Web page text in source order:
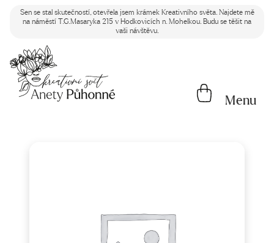
Sen se stal skutečností, otevřela jsem krámek Kreativního světa. Najdete mě
na náměstí T.G.Masaryka 215 v Hodkovicích n. Mohelkou. Budu se těšit na
vaši návštěvu.
Menu